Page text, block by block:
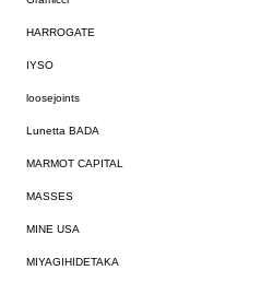
HARROGATE
IYSO
loosejoints
Lunetta BADA
MARMOT CAPITAL
MASSES
MINE USA
MIYAGIHIDETAKA